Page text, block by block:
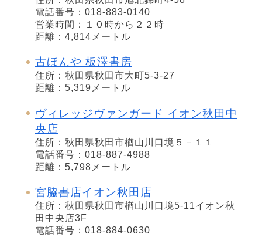
電話番号：018-883-0140
営業時間：１０時から２２時
距離：4,814メートル
古ほんや 板澤書房
住所：秋田県秋田市大町5-3-27
距離：5,319メートル
ヴィレッジヴァンガード イオン秋田中
央店
住所：秋田県秋田市楢山川口境５－１１
電話番号：018-887-4988
距離：5,798メートル
宮脇書店イオン秋田店
住所：秋田県秋田市楢山川口境5-11イオン秋
田中央店3F
電話番号：018-884-0630